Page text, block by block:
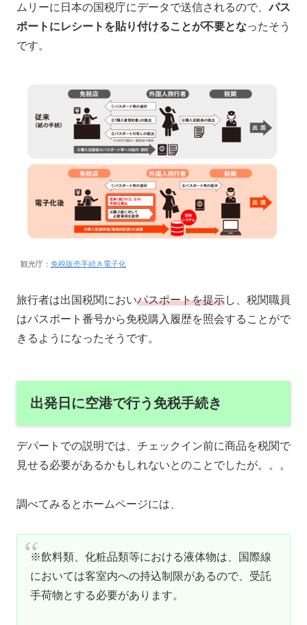
ムリーに日本の国税庁にデータで送信されるので、パス
ポートにレシートを貼り付けることが不要となったそう
です。
観光庁： 免税販売手続き電子化
旅行者は出国税関においパスポートを提示し、税関職員
はパスポート番号から免税購入履歴を照会することがで
きるようになったそうです。
出発日に空港で行う免税手続き
デパートでの説明では、チェックイン前に商品を税関で
見せる必要があるかもしれないとのことでしたが。。。
調べてみるとホームページには、
※飲料類、化粧品類等における液体物は、国際線
においては客室内への持込制限があるので、受託
手荷物とする必要があります。